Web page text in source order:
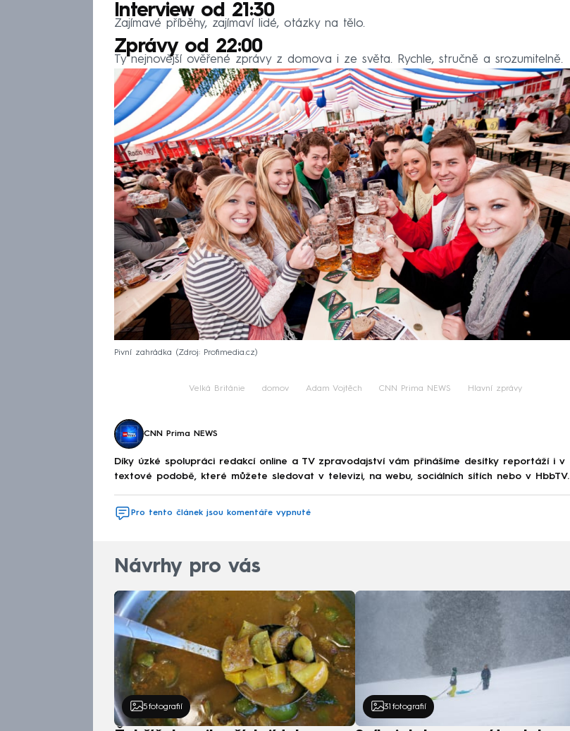
Interview od 21:30
Zajímavé příběhy, zajímaví lidé, otázky na tělo.
Zprávy od 22:00
Ty nejnovější ověřené zprávy z domova i ze světa. Rychle, stručně a srozumitelně.
Pivní zahrádka Zdroj: Profimedia.cz
Velká Británie domov Adam Vojtěch CNN Prima NEWS Hlavní zprávy
CNN Prima NEWS
Díky úzké spolupráci redakcí online a TV zpravodajství vám přinášíme desítky reportáží i v
textové podobě, které můžete sledovat v televizi, na webu, sociálních sítích nebo v HbbTV.
Pro tento článek jsou komentáře vypnuté
Návrhy pro vás
5 fotografií 31 fotografií